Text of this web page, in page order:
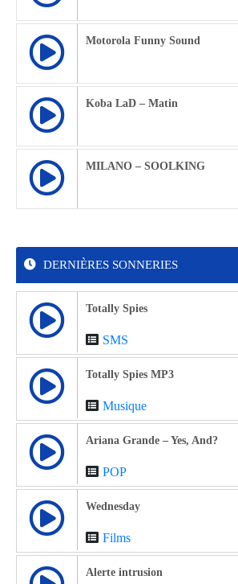
Motorola Funny Sound
Koba LaD – Matin
MILANO – SOOLKING
DERNIÈRES SONNERIES
Totally Spies
SMS
Totally Spies MP3
Musique
Ariana Grande – Yes, And?
POP
Wednesday
Films
Alerte intrusion